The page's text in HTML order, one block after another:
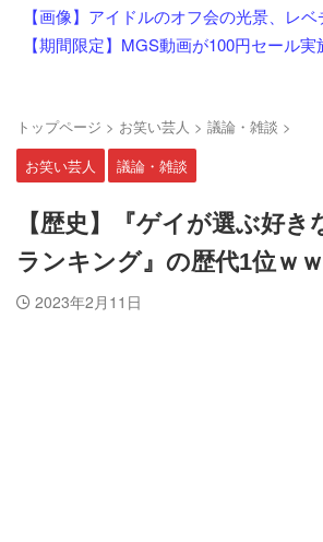
トップページ > お笑い芸人 > 議論・雑談 >
お笑い芸人
議論・雑談
【歴史】『ゲイが選ぶ好き
ランキング』の歴代1位ｗ
2023年2月11日